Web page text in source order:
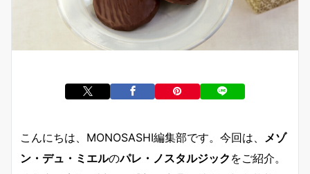
こんにちは、MONOSASHI編集部です。今回は、
メゾ
ン・デュ・ミエルのパレ・ノスタルジック をご紹介。